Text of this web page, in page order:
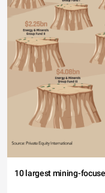
10 largest mining-